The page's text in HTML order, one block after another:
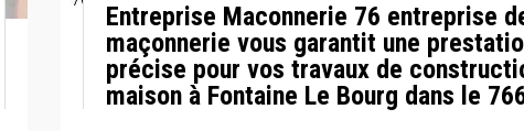
Entreprise Maconnerie 76 entreprise
maçonnerie vous garantit une
précise pour vos travaux de
maison à Fontaine Le Bourg dans le